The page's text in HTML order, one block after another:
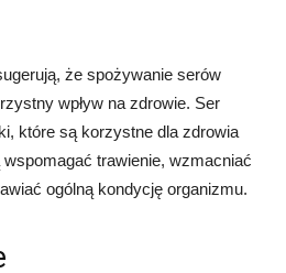
że spożywanie serów
wpływ na zdrowie. Ser
które są korzystne dla zdrowia
trawienie, wzmacniać
ogólną kondycję organizmu.